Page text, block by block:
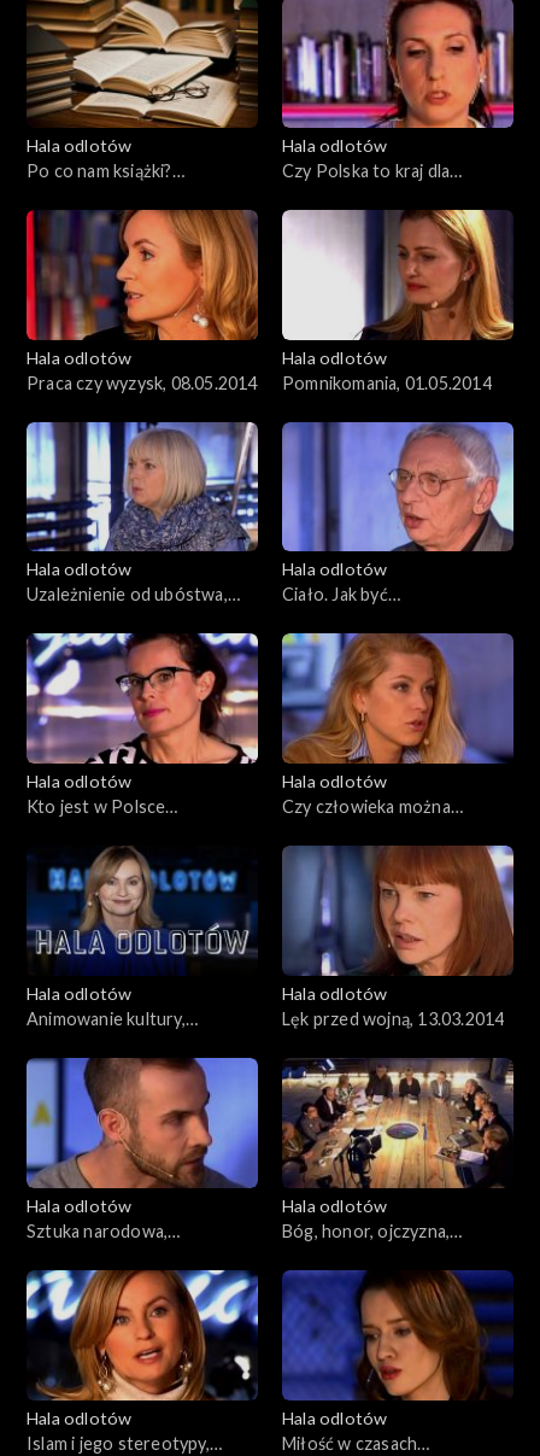
Hala odlotów
Po co nam książki?
Hala odlotów
Czy Polska to kraj dla
Hala odlotów
Praca czy wyzysk, 08.05.2014
Hala odlotów
Pomnikomania, 01.05.2014
Hala odlotów
Uzależnienie od ubóstwa,
Hala odlotów
Ciało. Jak być
Hala odlotów
Kto jest w Polsce
katolicy?
Hala odlotów
Czy człowieka można
Hala odlotów
Animowanie kultury,
Hala odlotów
Lęk przed wojną, 13.03.2014
Hala odlotów
Sztuka narodowa,
Hala odlotów
Bóg, honor, ojczyzna,
Hala odlotów
Islam i jego stereotypy,
Hala odlotów
Miłość w czasach